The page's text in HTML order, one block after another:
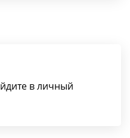
в личный